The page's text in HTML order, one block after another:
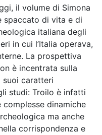
il volume di Simona
spaccato di vita e di
italiana degli
in cui l’Italia operava,
La prospettiva
è incentrata sulla
suoi caratteri
studi: Troilo è infatti
dinamiche
ma anche
corrispondenza e